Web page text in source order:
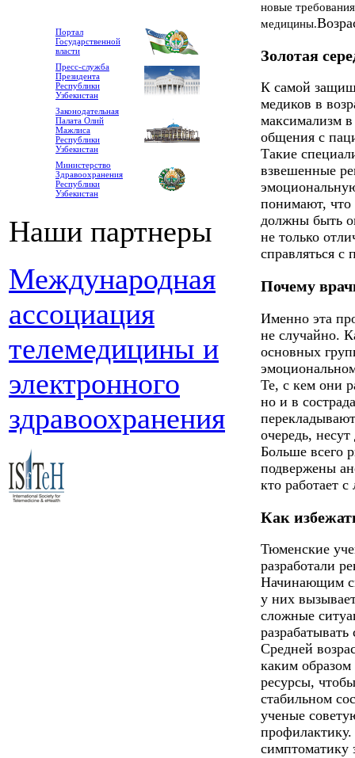
Портал
Государственной
власти
Пресс-служба
Президента
Республики
Узбекистан
Законодательная
Палата Олий
Мажлиса
Республики
Узбекистан
Министерство
Здравоохранения
Республики
Узбекистан
Наши партнеры
Международная
ассоциация
телемедицины и
электронного
здравоохранения
новые
медицины.
Золотая
К самой
медиков в
максимализм
общения с
Такие
взвешенные
понимают, что
должны быть
не только
справляться с
Почему
Именно эта
не случайно.
основных
Те, с кем они
но и в
очередь,
Больше всего
подвержены
кто работает
Как
Тюменские
разработали
Начинающим
у них
сложные
Средней
каким
ресурсы,
стабильном
ученые
симптоматику